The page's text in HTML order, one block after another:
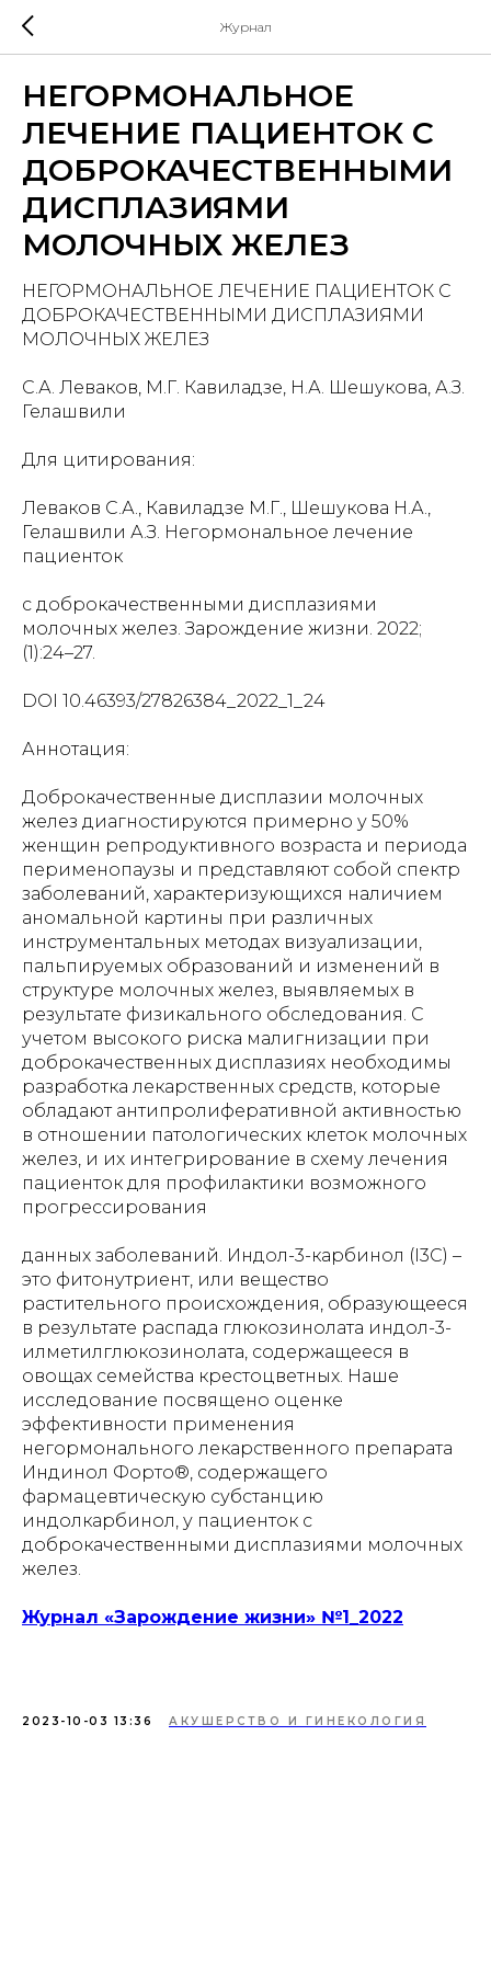
Журнал
НЕГОРМОНАЛЬНОЕ
ЛЕЧЕНИЕ ПАЦИЕНТОК С
ДОБРОКАЧЕСТВЕННЫМИ
ДИСПЛАЗИЯМИ
МОЛОЧНЫХ ЖЕЛЕЗ
НЕГОРМОНАЛЬНОЕ ЛЕЧЕНИЕ ПАЦИЕНТОК С
ДОБРОКАЧЕСТВЕННЫМИ ДИСПЛАЗИЯМИ
МОЛОЧНЫХ ЖЕЛЕЗ
С.А. Леваков, М.Г. Кавиладзе, Н.А. Шешукова, А.З.
Гелашвили
Для цитирования:
Леваков С.А., Кавиладзе М.Г., Шешукова Н.А.,
Гелашвили А.З. Негормональное лечение
пациенток
с доброкачественными дисплазиями
молочных желез. Зарождение жизни. 2022;
(1):24–27.
DOI 10.46393/27826384_2022_1_24
Аннотация:
Доброкачественные дисплазии молочных
желез диагностируются примерно у 50%
женщин репродуктивного возраста и периода
перименопаузы и представляют собой спектр
заболеваний, характеризующихся наличием
аномальной картины при различных
инструментальных методах визуализации,
пальпируемых образований и изменений в
структуре молочных желез, выявляемых в
результате физикального обследования. С
учетом высокого риска малигнизации при
доброкачественных дисплазиях необходимы
разработка лекарственных средств, которые
обладают антипролиферативной активностью
в отношении патологических клеток молочных
желез, и их интегрирование в схему лечения
пациенток для профилактики возможного
прогрессирования
данных заболеваний. Индол-3-карбинол (I3C) –
это фитонутриент, или вещество
растительного происхождения, образующееся
в результате распада глюкозинолата индол-3-
илметилглюкозинолата, содержащееся в
овощах семейства крестоцветных. Наше
исследование посвящено оценке
эффективности применения
негормонального лекарственного препарата
Индинол Форто®, содержащего
фармацевтическую субстанцию
индолкарбинол, у пациенток с
доброкачественными дисплазиями молочных
желез.
Журнал «Зарождение жизни» №1_2022
2023-10-03 13:36 АКУШЕРСТВО И ГИНЕКОЛОГИЯ